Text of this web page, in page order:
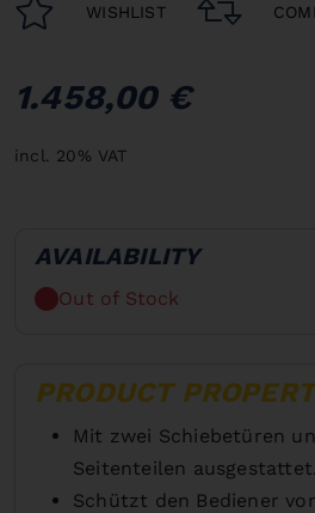
WISHLIST
1.458,00 €
incl. 20% VAT
AVAILABILITY
Out of Stock
PRODUCT
Mit zwei Schiebetüren
Seitenteilen ausgestattet.
Schützt den Bediener